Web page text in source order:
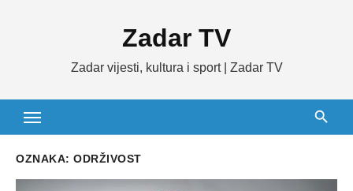
Zadar TV
Zadar vijesti, kultura i sport | Zadar TV
OZNAKA: ODRŽIVOST